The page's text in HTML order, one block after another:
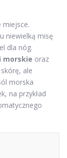
miejsce.
niewielką misę
dla nóg.
morskie oraz
ale
morska
na przykład